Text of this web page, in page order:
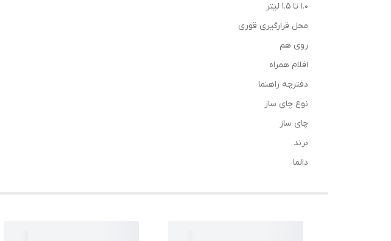
1.0 تا 1.5 لیتر
محل قرارگیری قوری
روی هم
اقلام همراه
دفترچه‌ راهنما
نوع چای ساز
چای ساز
برند
دالما